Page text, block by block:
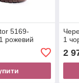
5169-
рожевий
1
2